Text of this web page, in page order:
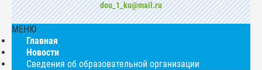
dou_1_ku@mail.ru
МЕНЮ
Главная
Новости
Сведения об образовательной организации